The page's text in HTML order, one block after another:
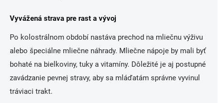
Vyvážená strava pre rast a vývoj
Po kolostrálnom období nastáva prechod na mliečnu výživu
alebo špeciálne mliečne náhrady. Mliečne nápoje by mali byť
bohaté na bielkoviny, tuky a vitamíny. Dôležité je aj postupné
zavádzanie pevnej stravy, aby sa mláďatám správne vyvinul
tráviaci trakt.